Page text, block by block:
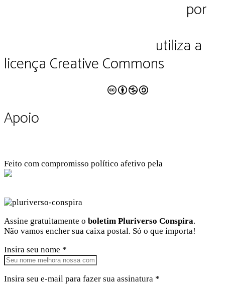
por
utiliza a
licença Creative Commons
Apoio
Feito com compromisso político afetivo pela
Assine gratuitamente o boletim Pluriverso Conspira.
Não vamos encher sua caixa postal. Só o que importa!
Insira seu nome *
Insira seu e-mail para fazer sua assinatura *